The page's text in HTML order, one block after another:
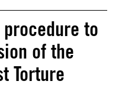
to
of the
Torture